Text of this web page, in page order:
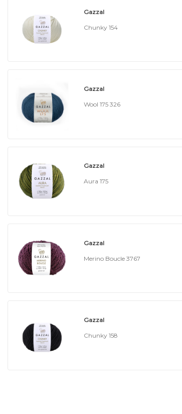
Gazzal
Chunky 154
Gazzal
Wool 175 326
Gazzal
Aura 175
Gazzal
Merino Boucle 3767
Gazzal
Chunky 158